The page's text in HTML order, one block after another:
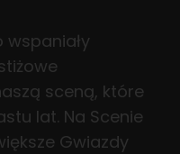
wspaniały
sceną, które
lat. Na Scenie
Gwiazdy